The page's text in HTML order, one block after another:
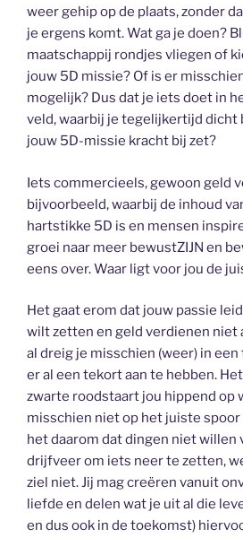
weer gehip op de plaats, zonder
je ergens komt. Wat ga je doen?
maatschappij rondjes vliegen of
jouw 5D missie? Of is er
mogelijk? Dus dat je iets doet in
veld, waarbij je tegelijkertijd dicht
jouw 5D-missie kracht bij zet?
Iets commercieels, gewoon geld
bijvoorbeeld, waarbij de inhoud
hartstikke 5D is en mensen
groei naar meer bewustZIJN en
eens over. Waar ligt voor jou de
Het gaat erom dat jouw passie
wilt zetten en geld verdienen niet
al dreig je misschien (weer) in
er al een tekort aan te hebben.
zwarte roodstaart jou hippend op
misschien niet op het juiste
het daarom dat dingen niet willen
drijfveer om iets neer te zetten,
ziel niet. Jij mag creëren vanuit
liefde en delen wat je uit al die
en dus ook in de toekomst)